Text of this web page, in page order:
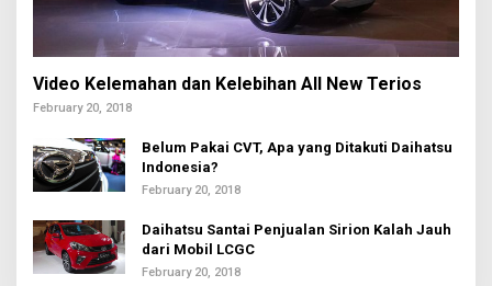
Video Kelemahan dan Kelebihan All New Terios
February 20, 2018
Belum Pakai CVT, Apa yang Ditakuti Daihatsu
Indonesia?
February 20, 2018
Daihatsu Santai Penjualan Sirion Kalah Jauh
dari Mobil LCGC
February 20, 2018